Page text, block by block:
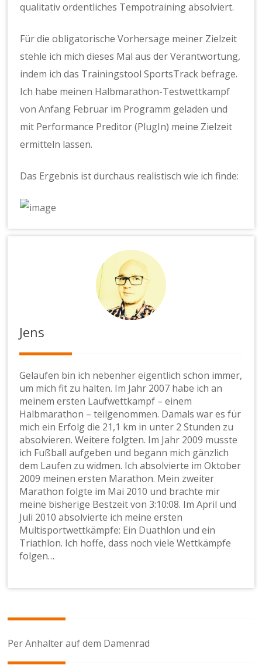
qualitativ ordentliches Tempotraining absolviert.
Für die obligatorische Vorhersage meiner Zielzeit
stehle ich mich dieses Mal aus der Verantwortung,
indem ich das Trainingstool SportsTrack befrage.
Ich habe meinen Halbmarathon-Testwettkampf
von Anfang Februar im Programm geladen und
mit Performance Preditor (PlugIn) meine Zielzeit
ermitteln lassen.
Das Ergebnis ist durchaus realistisch wie ich finde:
Jens
Gelaufen bin ich nebenher eigentlich schon immer,
um mich fit zu halten. Im Jahr 2007 habe ich an
meinem ersten Laufwettkampf – einem
Halbmarathon – teilgenommen. Damals war es für
mich ein Erfolg die 21,1 km in unter 2 Stunden zu
absolvieren. Weitere folgten. Im Jahr 2009 musste
ich Fußball aufgeben und begann mich gänzlich
dem Laufen zu widmen. Ich absolvierte im Oktober
2009 meinen ersten Marathon. Mein zweiter
Marathon folgte im Mai 2010 und brachte mir
meine bisherige Bestzeit von 3:10:08. Im April und
Juli 2010 absolvierte ich meine ersten
Multisportwettkämpfe: Ein Duathlon und ein
Triathlon. Ich hoffe, dass noch viele Wettkämpfe
folgen…
Beitragsnavigation
Per Anhalter auf dem Damenrad